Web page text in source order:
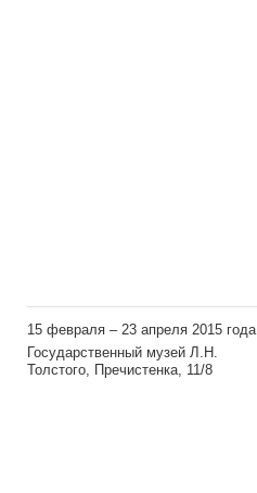
15 февраля – 23 апреля 2015 года
Государственный музей Л.Н.
Толстого, Пречистенка, 11/8